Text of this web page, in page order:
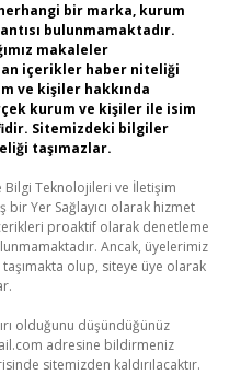
bir marka, kurum
bulunmamaktadır.
makaleler
içerikler haber niteliği
ve kişiler hakkında
kurum ve kişiler ile isim
Sitemizdeki bilgiler
taşımazlar.
Bilgi Teknolojileri ve İletişim
bir Yer Sağlayıcı olarak hizmet
proaktif olarak denetleme
Ancak, üyelerimiz
olup, siteye üye olarak
olduğunu düşündüğünüz
adresine bildirmeniz
sitemizden kaldırılacaktır.